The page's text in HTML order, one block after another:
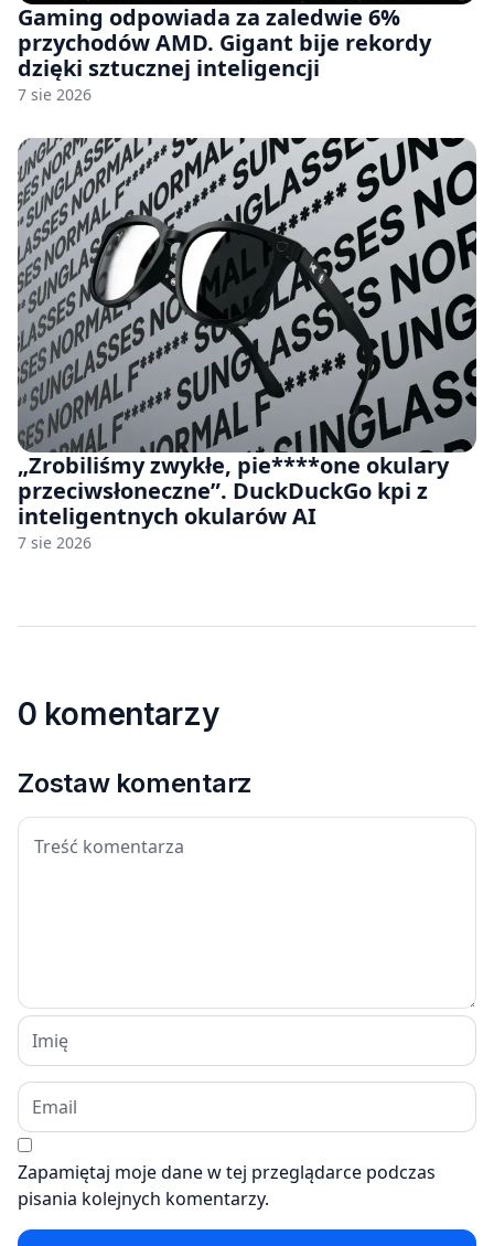
Gaming odpowiada za zaledwie 6%
przychodów AMD. Gigant bije rekordy
dzięki sztucznej inteligencji
7 sie 2026
„Zrobiliśmy zwykłe, pie****one okulary
przeciwsłoneczne”. DuckDuckGo kpi z
inteligentnych okularów AI
7 sie 2026
0 komentarzy
Zostaw komentarz
Zapamiętaj moje dane w tej przeglądarce podczas
pisania kolejnych komentarzy.